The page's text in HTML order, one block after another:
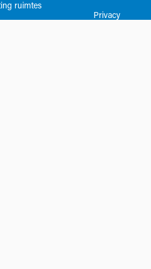
ruimtes
Privacy